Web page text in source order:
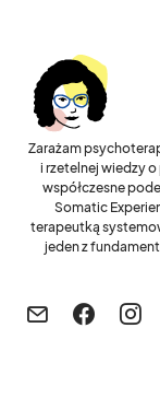
Zarażam
i rzetelnej wiedzy
współczesne
Somatic
terapeutką
jeden z